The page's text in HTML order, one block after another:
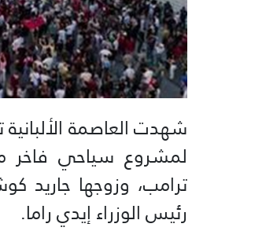
شهدت العاصمة
لمشروع سياحي فاخر
ترامب، وزوجها جاريد
رئيس الوزراء إيدي راما.